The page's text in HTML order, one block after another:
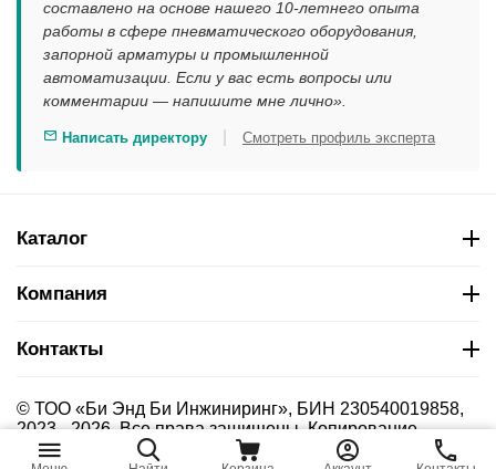
составлено на основе нашего 10-летнего опыта
работы в сфере пневматического оборудования,
запорной арматуры и промышленной
автоматизации. Если у вас есть вопросы или
комментарии — напишите мне лично».
Написать директору Смотреть профиль эксперта
Каталог
Компания
Контакты
© ТОО «Би Энд Би Инжиниринг», БИН 230540019858,
2023 - 2026. Все права защищены. Копирование
материалов сайта без указания страницы-источника